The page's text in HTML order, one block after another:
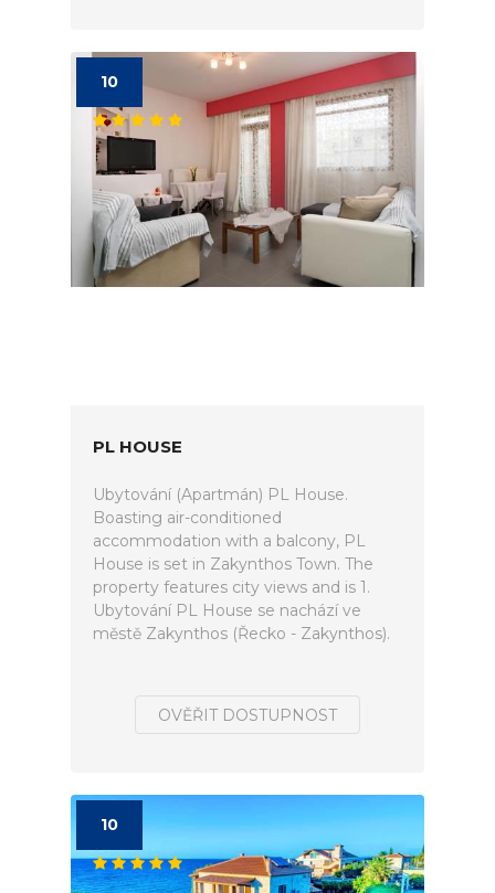
10
PL HOUSE
Ubytování (Apartmán) PL House.
Boasting air-conditioned
accommodation with a balcony, PL
House is set in Zakynthos Town. The
property features city views and is 1.
Ubytování PL House se nachází ve
městě Zakynthos (Řecko - Zakynthos).
OVĚŘIT DOSTUPNOST
10